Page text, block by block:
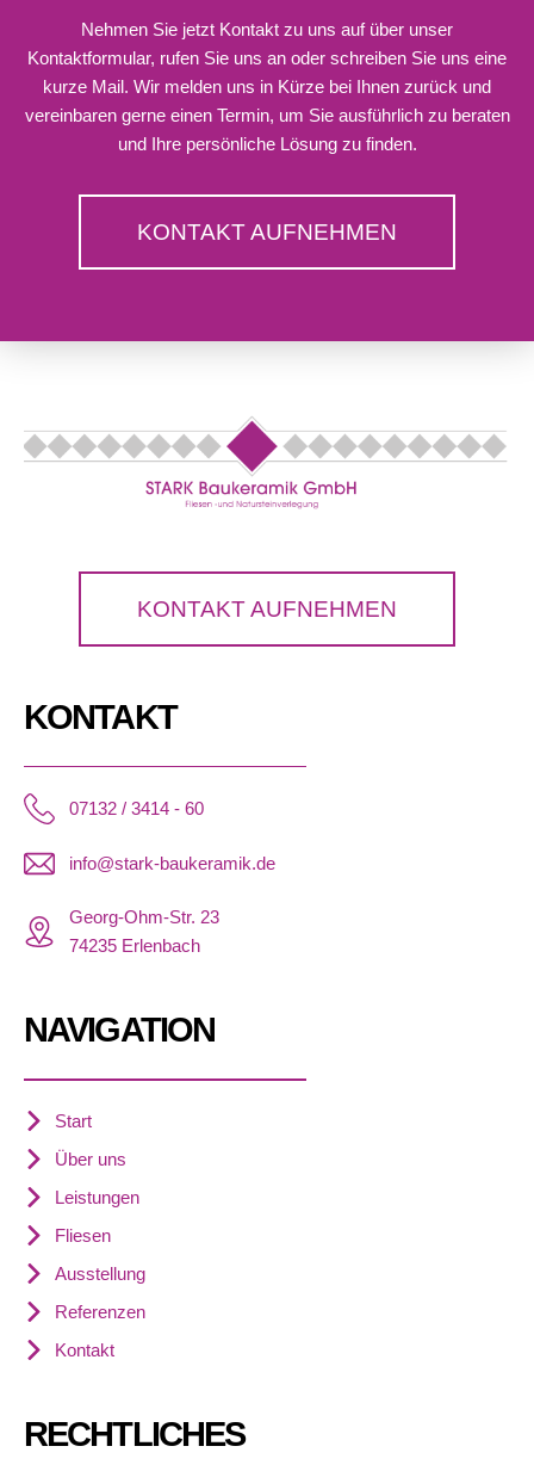
Nehmen Sie jetzt Kontakt zu uns auf über unser
Kontaktformular, rufen Sie uns an oder schreiben Sie uns eine
kurze Mail. Wir melden uns in Kürze bei Ihnen zurück und
vereinbaren gerne einen Termin, um Sie ausführlich zu beraten
und Ihre persönliche Lösung zu finden.
KONTAKT AUFNEHMEN
KONTAKT AUFNEHMEN
KONTAKT
07132 / 3414 - 60
info@stark-baukeramik.de
Georg-Ohm-Str. 23
74235 Erlenbach
NAVIGATION
Start
Über uns
Leistungen
Fliesen
Ausstellung
Referenzen
Kontakt
RECHTLICHES